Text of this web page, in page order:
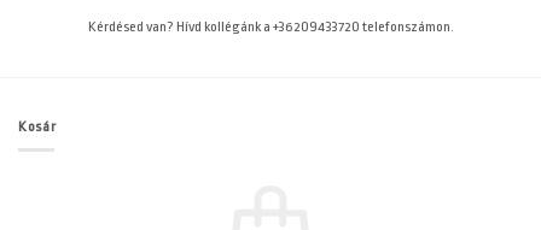
Kérdésed van? Hívd kollégánk a +36209433720 telefonszámon.
Kosár